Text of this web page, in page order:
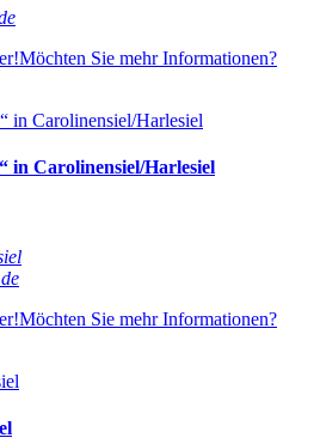
Möchten Sie mehr Informationen?
in Carolinensiel/Harlesiel
Möchten Sie mehr Informationen?